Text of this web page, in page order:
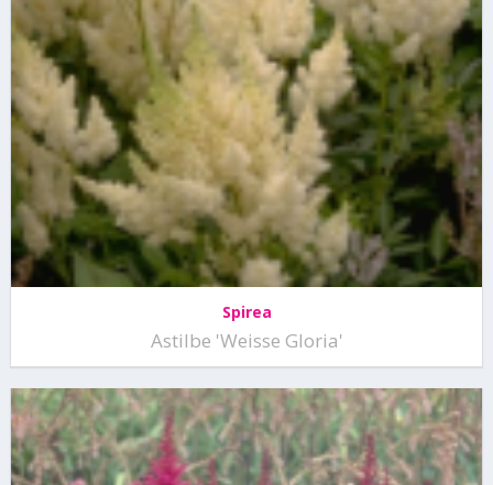
Spirea
Astilbe 'Weisse Gloria'